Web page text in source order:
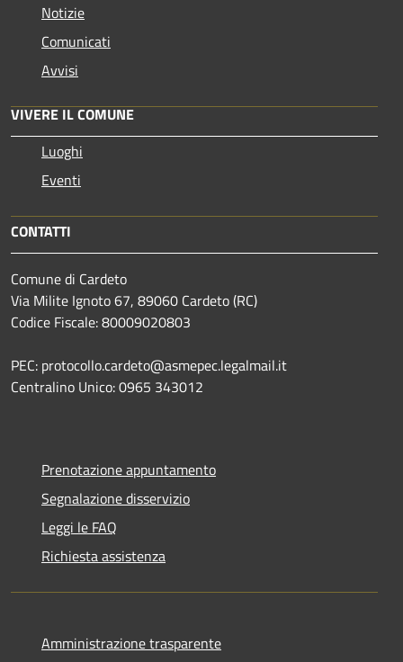
Notizie
Comunicati
Avvisi
VIVERE IL COMUNE
Luoghi
Eventi
CONTATTI
Comune di Cardeto
Via Milite Ignoto 67, 89060 Cardeto (RC)
Codice Fiscale: 80009020803
PEC: protocollo.cardeto@asmepec.legalmail.it
Centralino Unico: 0965 343012
Prenotazione appuntamento
Segnalazione disservizio
Leggi le FAQ
Richiesta assistenza
Amministrazione trasparente